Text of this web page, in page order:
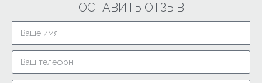
ОСТАВИТЬ ОТЗЫВ